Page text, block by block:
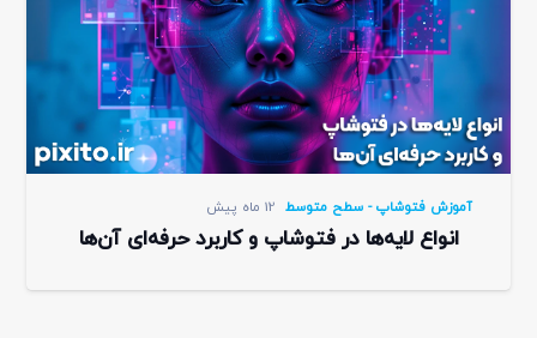
آموزش فتوشاپ - سطح متوسط 12 ماه پیش
انواع لایه‌ها در فتوشاپ و کاربرد حرفه‌ای آن‌ها